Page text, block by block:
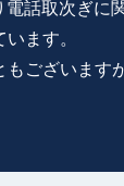
話取次ぎに
ます。
ございます